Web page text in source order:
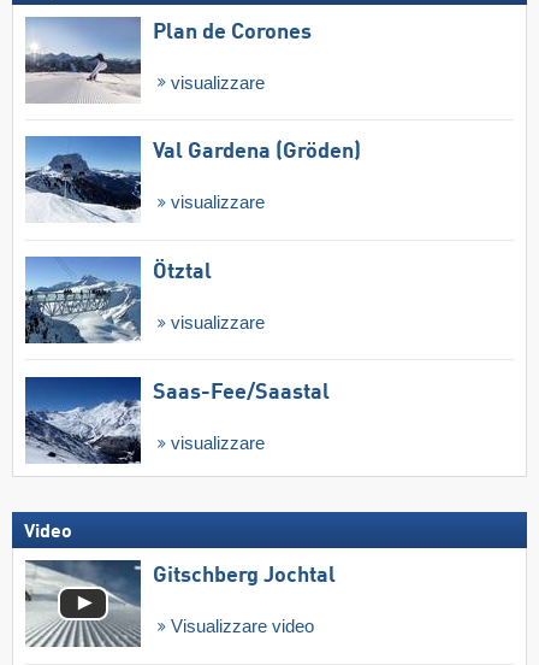
Plan de Corones
visualizzare
Val Gardena (Gröden)
visualizzare
Ötztal
visualizzare
Saas-Fee/​Saastal
visualizzare
Video
Gitschberg Jochtal
Visualizzare video